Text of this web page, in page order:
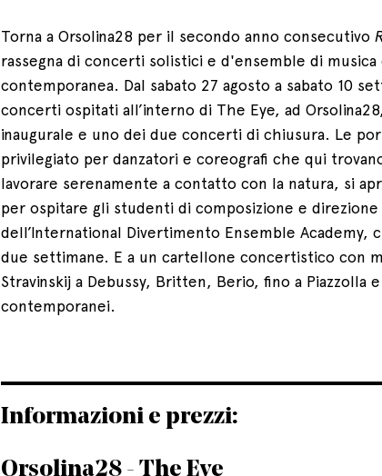
Torna a Orsolina28 per il secondo anno consecutivo
rassegna di concerti solistici e d'ensemble di musica
contemporanea. Dal sabato 27 agosto a sabato 10
concerti ospitati all’interno di The Eye, ad
inaugurale e uno dei due concerti di chiusura. Le
privilegiato per danzatori e coreografi che qui
lavorare serenamente a contatto con la natura, si
per ospitare gli studenti di composizione e direzione
dell’International Divertimento Ensemble Academy,
due settimane. E a un cartellone concertistico con
Stravinskij a Debussy, Britten, Berio, fino a Piazzolla
contemporanei.
Informazioni e prezzi:
Orsolina28 - The Eye